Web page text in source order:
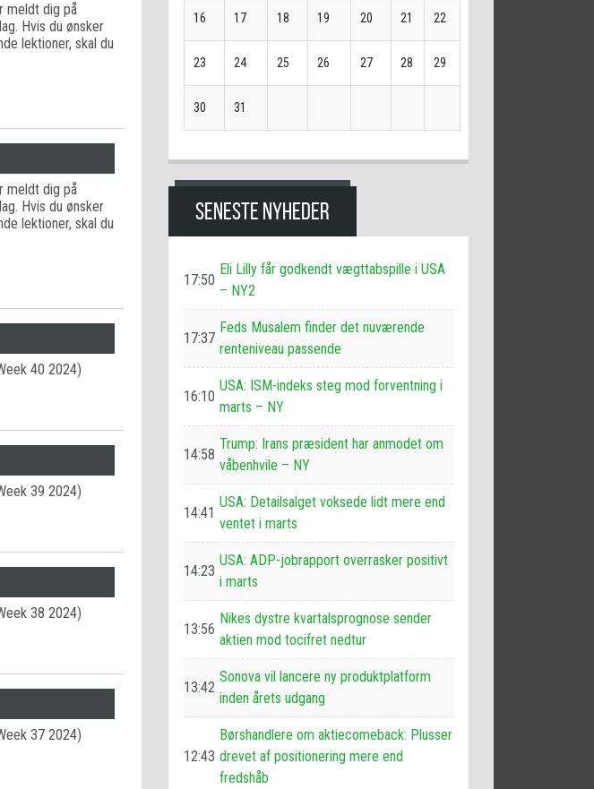
meldt dig på
Hvis du ønsker
lektioner, skal du
meldt dig på
Hvis du ønsker
lektioner, skal du
40 2024)
39 2024)
38 2024)
37 2024)
16 17 18 19 20 21 22
23 24 25 26 27 28 29
30 31
SENESTE NYHEDER
17:50
Eli Lilly får godkendt vægttabspille i USA
– NY2
17:37
Feds Musalem finder det nuværende
renteniveau passende
16:10
USA: ISM-indeks steg mod forventning i
marts – NY
14:58
Trump: Irans præsident har anmodet om
våbenhvile – NY
14:41
USA: Detailsalget voksede lidt mere end
ventet i marts
14:23
USA: ADP-jobrapport overrasker positivt
i marts
13:56
Nikes dystre kvartalsprognose sender
aktien mod tocifret nedtur
13:42
Sonova vil lancere ny produktplatform
inden årets udgang
12:43
Børshandlere om aktiecomeback: Plusser
drevet af positionering mere end
fredshåb